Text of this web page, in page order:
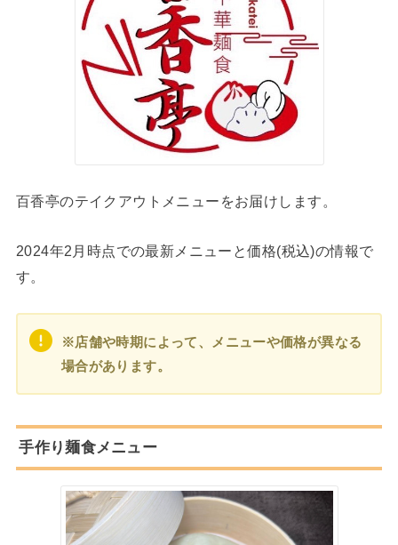
百香亭のテイクアウトメニューをお届けします。
2024年2月時点での最新メニューと価格(税込)の情報で
す。
※店舗や時期によって、メニューや価格が異なる
場合があります。
手作り麺食メニュー